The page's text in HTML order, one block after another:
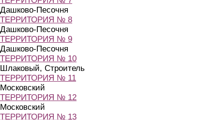
Дашково-Песочня
ТЕРРИТОРИЯ № 8
Дашково-Песочня
ТЕРРИТОРИЯ № 9
Дашково-Песочня
ТЕРРИТОРИЯ № 10
Шлаковый, Строитель
ТЕРРИТОРИЯ № 11
Московский
ТЕРРИТОРИЯ № 12
Московский
ТЕРРИТОРИЯ № 13